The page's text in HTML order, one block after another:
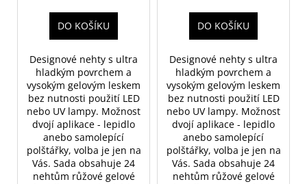
DO KOŠÍKU
Designové nehty s ultra
hladkým povrchem a
vysokým gelovým leskem
bez nutnosti použití LED
nebo UV lampy. Možnost
dvojí aplikace - lepidlo
anebo samolepící
polštářky, volba je jen na
Vás. Sada obsahuje 24
nehtům růžové gelové
DO KOŠÍKU
Designové nehty s ultra
hladkým povrchem a
vysokým gelovým leskem
bez nutnosti použití LED
nebo UV lampy. Možnost
dvojí aplikace - lepidlo
anebo samolepící
polštářky, volba je jen na
Vás. Sada obsahuje 24
nehtům růžové gelové